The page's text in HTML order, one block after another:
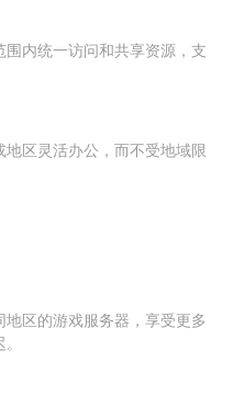
围内统一访问和共享资源，支
区灵活办公，而不受地域限
区的游戏服务器，享受更多